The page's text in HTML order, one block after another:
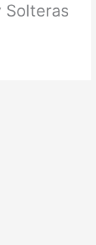
Solteras